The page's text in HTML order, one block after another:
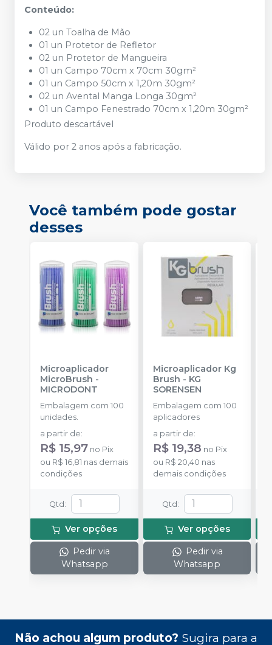
Conteúdo:
02 un Toalha de Mão
01 un Protetor de Refletor
02 un Protetor de Mangueira
01 un Campo 70cm x 70cm 30gm²
01 un Campo 50cm x 1,20m 30gm²
02 un Avental Manga Longa 30gm²
01 un Campo Fenestrado 70cm x 1,20m 30gm²
Produto descartável
Válido por 2 anos após a fabricação.
Você também pode gostar
desses
Microaplicador
MicroBrush -
MICRODONT
Embalagem com 100
unidades.
a partir de:
R$ 15,97 no Pix
ou R$ 16,81 nas demais
condições
Qtd :
Ver opções
Pedir via
Whatsapp
Microaplicador Kg
Brush - KG
SORENSEN
Embalagem com 100
aplicadores
a partir de:
R$ 19,38 no Pix
ou R$ 20,40 nas
demais condições
Qtd :
Ver opções
Pedir via
Whatsapp
Não achou algum produto? Sugira para a